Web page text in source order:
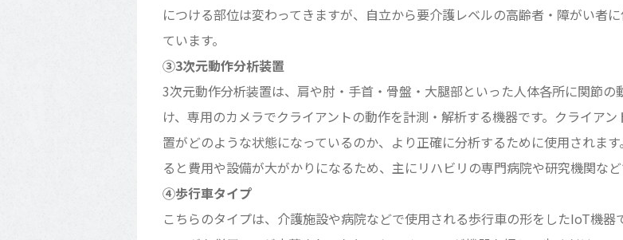
につける部位は変わってきますが、自立から要介護レベルの高齢者・障がい者
ています。
③3次元動作分析装置
3次元動作分析装置は、肩や肘・手首・骨盤・大腿部といった人体各所に関節
け、専用のカメラでクライアントの動作を計測・解析する機器です。クライア
置がどのような状態になっているのか、より正確に分析するために使用されま
ると費用や設備が大がかりになるため、主にリハビリの専門病院や研究機関など
④歩行車タイプ
こちらのタイプは、介護施設や病院などで使用される歩行車の形をしたIoT機